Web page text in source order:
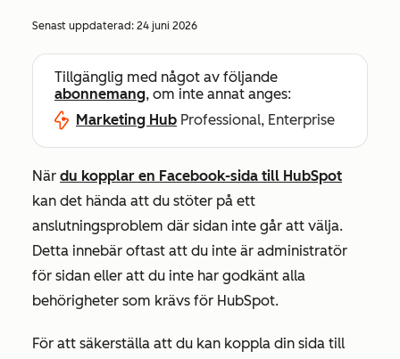
Senast uppdaterad: 24 juni 2026
Tillgänglig med något av följande
abonnemang, om inte annat anges:
Marketing Hub Professional, Enterprise
När du kopplar en Facebook-sida till HubSpot
kan det hända att du stöter på ett
anslutningsproblem där sidan inte går att välja.
Detta innebär oftast att du inte är administratör
för sidan eller att du inte har godkänt alla
behörigheter som krävs för HubSpot.
För att säkerställa att du kan koppla din sida till